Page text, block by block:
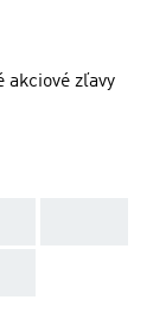
akciové zľavy